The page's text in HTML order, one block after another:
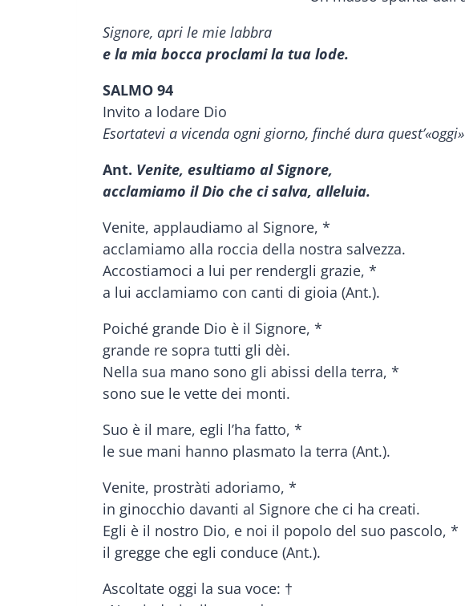
Signore, apri le mie labbra
e la mia bocca proclami la tua lode.
SALMO 94
Invito a lodare Dio
Esortatevi a vicenda ogni giorno, finché dura quest’«oggi»
Ant. Venite, esultiamo al Signore,
acclamiamo il Dio che ci salva, alleluia.
Venite, applaudiamo al Signore, *
acclamiamo alla roccia della nostra salvezza.
Accostiamoci a lui per rendergli grazie, *
a lui acclamiamo con canti di gioia (Ant.).
Poiché grande Dio è il Signore, *
grande re sopra tutti gli dèi.
Nella sua mano sono gli abissi della terra, *
sono sue le vette dei monti.
Suo è il mare, egli l’ha fatto, *
le sue mani hanno plasmato la terra (Ant.).
Venite, prostràti adoriamo, *
in ginocchio davanti al Signore che ci ha creati.
Egli è il nostro Dio, e noi il popolo del suo pascolo, *
il gregge che egli conduce (Ant.).
Ascoltate oggi la sua voce: †